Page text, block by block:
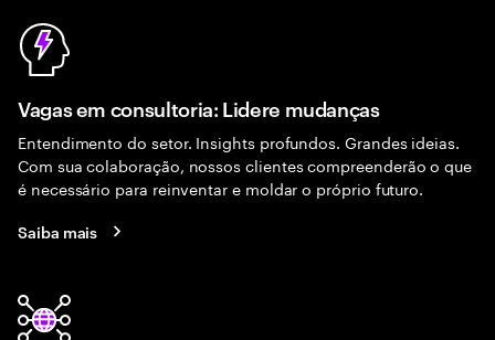
Vagas em consultoria: Lidere mudanças
Entendimento do setor. Insights profundos. Grandes ideias.
Com sua colaboração, nossos clientes compreenderão o que
é necessário para reinventar e moldar o próprio futuro.
Saiba mais